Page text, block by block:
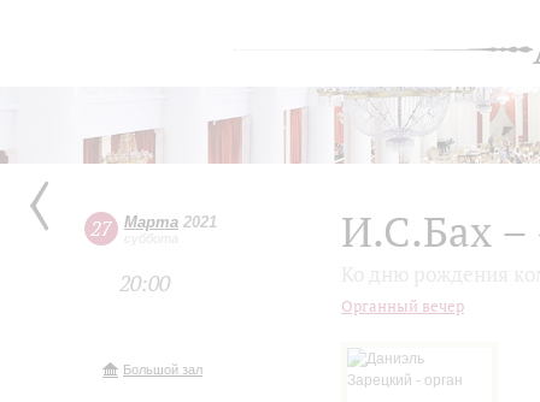
27 Марта 2021
суббота
20:00
Большой зал
И.С.Бах –
Органный вечер